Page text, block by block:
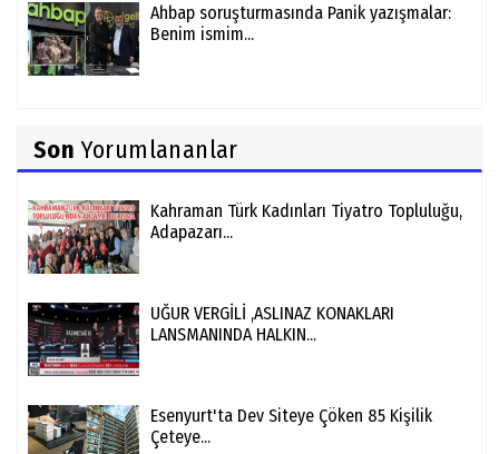
Ahbap soruşturmasında Panik yazışmalar:
Benim ismim...
Son Yorumlananlar
Kahraman Türk Kadınları Tiyatro Topluluğu,
Adapazarı...
UĞUR VERGİLİ ,ASLINAZ KONAKLARI
LANSMANINDA HALKIN...
Esenyurt'ta Dev Siteye Çöken 85 Kişilik
Çeteye...